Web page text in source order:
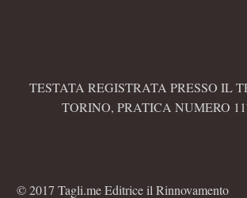
TESTATA REGISTRATA PRESSO IL
TORINO, PRATICA NUMERO
© 2017 Tagli.me Editrice il Rinnovamento